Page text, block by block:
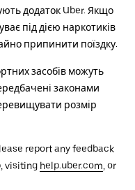
додаток Uber. Якщо
під дією наркотиків
припинити поїздку.
засобів можуть
законами
розмір
report any feedback
visiting help.uber.com , or